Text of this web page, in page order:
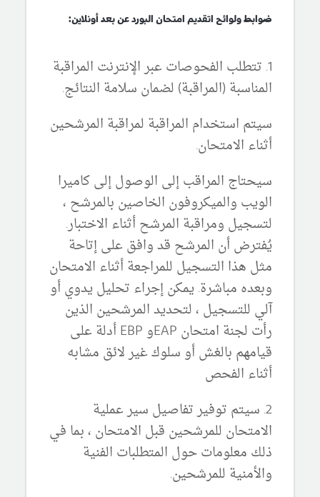
ضوابط ولوائح اتقديم امتحان البورد عن بعد أونلاين:
1. تتطلب الفحوصات عبر الإنترنت المراقبة
المناسبة (المراقبة) لضمان سلامة النتائج.
سيتم استخدام المراقبة لمراقبة المرشحين
أثناء الامتحان.
سيحتاج المراقب إلى الوصول إلى كاميرا
الويب والميكروفون الخاصين بالمرشح ،
لتسجيل ومراقبة المرشح أثناء الاختبار.
يُفترض أن المرشح قد وافق على إتاحة
مثل هذا التسجيل للمراجعة أثناء الامتحان
وبعده مباشرة. يمكن إجراء تحليل يدوي أو
آلي للتسجيل ، لتحديد المرشحين الذين
رأت لجنة امتحان EAPو EBP أدلة على
قيامهم بالغش أو سلوك غير لائق مشابه
أثناء الفحص
2. سيتم توفير تفاصيل سير عملية
الامتحان للمرشحين قبل الامتحان ، بما في
ذلك معلومات حول المتطلبات الفنية
والأمنية للمرشحين.